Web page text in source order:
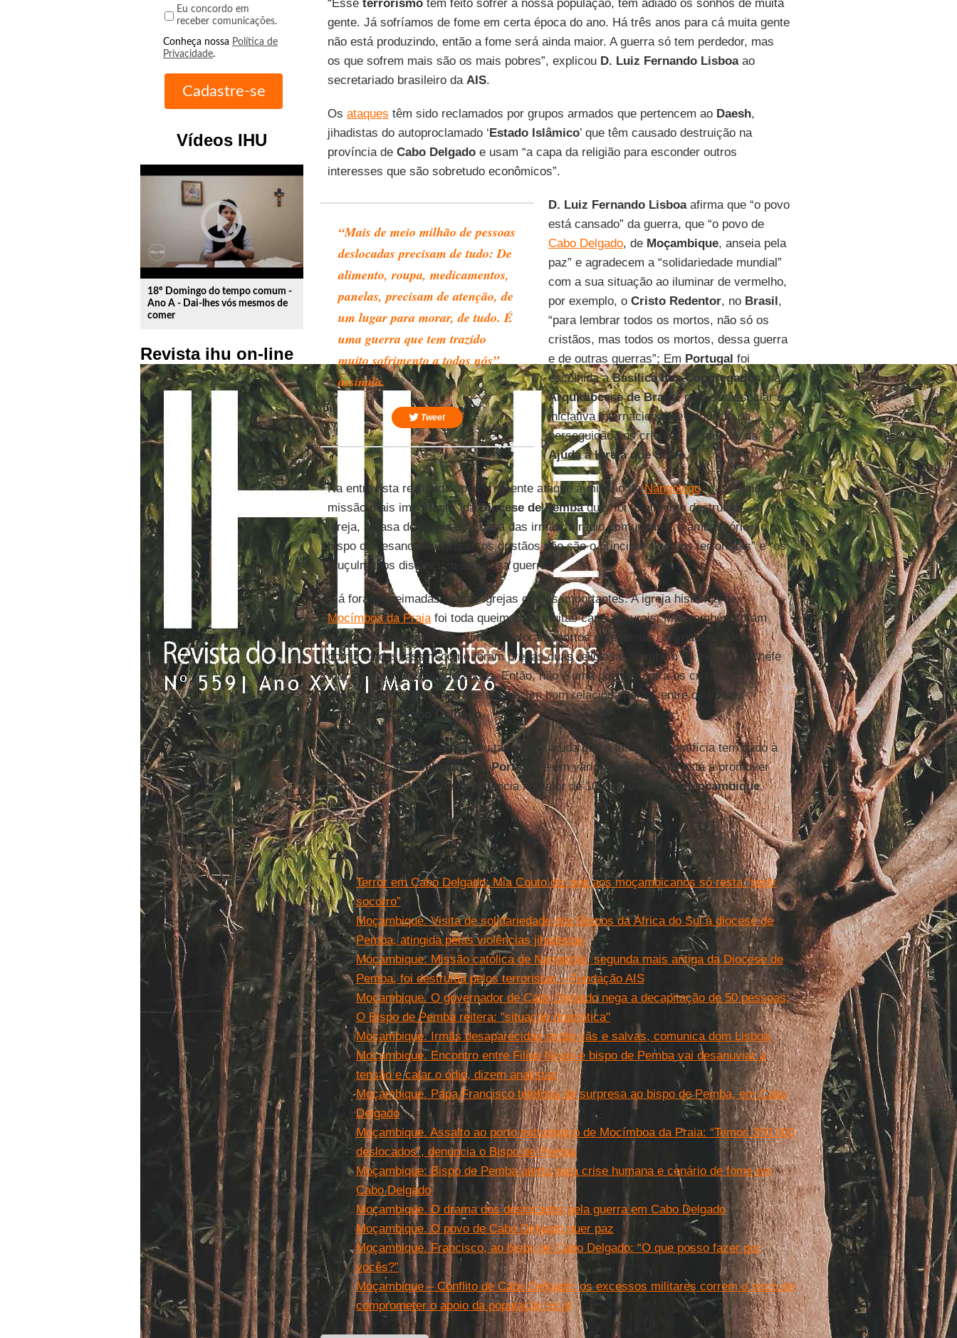
Eu concordo em
receber comunicações.
Conheça nossa Política de
Privacidade.
Vídeos IHU
play_circle_outline
18º Domingo do tempo comum -
Ano A - Dai-lhes vós mesmos de
comer
Revista ihu on-line
“Esse terrorismotem feito sofrer a nossa população, tem adiado os sonhos de muita
gente. Já sofríamos de fome em certa época do ano. Há três anos para cá muita gente
não está produzindo, então a fome será ainda maior. A guerra só tem perdedor, mas
os que sofrem mais são os mais pobres”, explicou D. Luiz Fernando Lisboaao
secretariado brasileiro da AIS.
Os ataques têm sido reclamados por grupos armados que pertencem ao Daesh,
jihadistas do autoproclamado ‘Estado Islâmico’ que têm causado destruição na
província de Cabo Delgadoe usam “a capa da religião para esconder outros
interesses que são sobretudo econômicos”.
“Mais de meio milhão de pessoas
deslocadas precisam de tudo: De
alimento, roupa, medicamentos,
panelas, precisam de atenção, de
um lugar para morar, de tudo. É
uma guerra que tem trazido
muito sofrimento a todos nós”,
assinala.
Tweet
D. Luiz Fernando Lisboaafirma que “o povo
está cansado” da guerra, que “o povo de
Cabo Delgado, de Moçambique, anseia pela
paz” e agradecem a “solidariedade mundial”
com a sua situação ao iluminar de vermelho,
por exemplo, o Cristo Redentor, no Brasil,
“para lembrar todos os mortos, não só os
cristãos, mas todos os mortos, dessa guerra
e de outras guerras”; Em Portugal foi
escolhida aBasílica dos Congregados, na
Arquidiocese de Braga, para se associar à
iniciativa internacional de denúncia da
perseguição aos cristãos no mundo, da
Ajuda à Igreja que Sofre.
Na entrevista realizada após o recente ataque à missão deNangologo, a “segunda
missão mais importante” daDiocese de Pembaque “foi totalmente destruída – a
igreja, a casa dos padres, a casa das irmãs, a rádio comunitária, o ambulatório”, o
bispo diocesano afirma que “os cristãos não são o principal alvo dos terroristas” e “os
muçulmanos distanciam-se dessa guerra”.
“Já foram queimadas muitas igrejas cristãs importantes. A igreja histórica de
Mocímboa da Praiafoi toda queimada e muitas capelas rurais. Mas também foram
queimadas mesquitas; assim como foram mortos catequistas, animadores de
comunidades; assim como foram presas duas religiosas; também foi morto um chefe
muçulmano e outras lideranças. Então, não é uma guerra contra os cristãos”,
desenvolveu, adiantando que existe “um bom relacionamento” entre os líderes
religiosos emCabo Delgado.
Obispo de Pemba agradeceu também a ajuda que a fundação pontifícia tem dado à
Igreja em Cabo Delgado; EmPortugal e em vários países aAISestá a promover
campanhas de ajuda de emergência no valor de 100 mil euros paraMoçambique.
CB
Leia mais
Terror em Cabo Delgado: Mia Couto diz que aos moçambicanos só resta “pedir
socorro”
Moçambique. Visita de solidariedade dos Bispos da África do Sul à diocese de
Pemba, atingida pelas violências jihadistas
Moçambique. Missão católica de Nangololo, segunda mais antiga da Diocese de
Pemba, foi destruída pelos terroristas – Fundação AIS
Moçambique. O governador de Cabo Delgado nega a decapitação de 50 pessoas;
O Bispo de Pemba reitera: "situação dramática"
Moçambique. Irmãs desaparecidas estão sãs e salvas, comunica dom Lisboa
Moçambique. Encontro entre Filipe Nyusi e bispo de Pemba vai desanuviar a
tensão e calar o ódio, dizem analistas
Moçambique. Papa Francisco telefona de surpresa ao bispo de Pemba, em Cabo
Delgado
Moçambique. Assalto ao porto estratégico de Mocímboa da Praia: “Temos 250.000
deslocados”, denuncia o Bispo de Pemba
Moçambique: Bispo de Pemba alerta para crise humana e cenário de fome em
Cabo Delgado
Moçambique. O drama dos deslocados pela guerra em Cabo Delgado
Moçambique. O povo de Cabo Delgado quer paz
Moçambique. Francisco, ao bispo de Cabo Delgado: “O que posso fazer por
vocês?”
Moçambique – Conflito de Cabo Delgado: os excessos militares correm o risco de
comprometer o apoio da população local